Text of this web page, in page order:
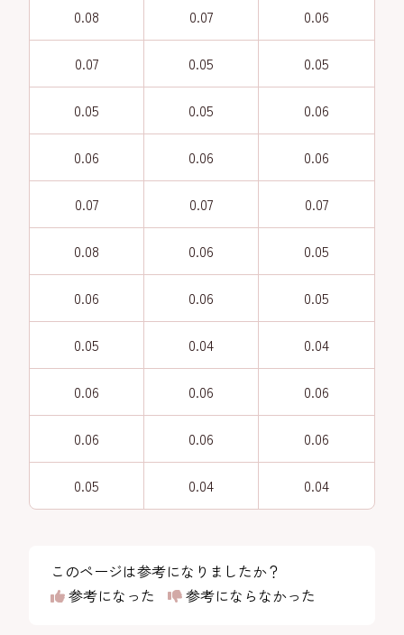
0.08 0.07 0.06
0.07 0.05 0.05
0.05 0.05 0.06
0.06 0.06 0.06
0.07 0.07 0.07
0.08 0.06 0.05
0.06 0.06 0.05
0.05 0.04 0.04
0.06 0.06 0.06
0.06 0.06 0.06
0.05 0.04 0.04
このページは参考になりましたか？
参考になった
参考にならなかった